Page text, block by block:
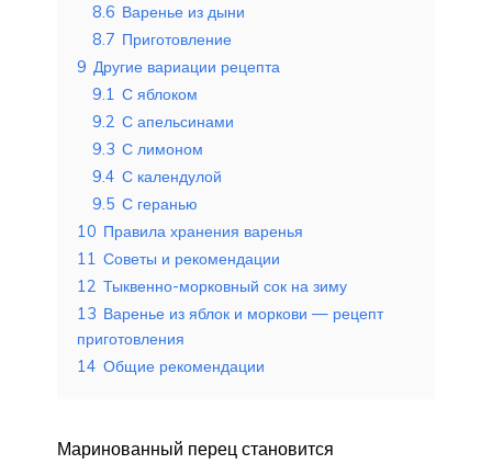
8.6 Варенье из дыни
8.7 Приготовление
9 Другие вариации рецепта
9.1 С яблоком
9.2 С апельсинами
9.3 С лимоном
9.4 С календулой
9.5 С геранью
10 Правила хранения варенья
11 Советы и рекомендации
12 Тыквенно-морковный сок на зиму
13 Варенье из яблок и моркови — рецепт
приготовления
14 Общие рекомендации
Маринованный перец становится